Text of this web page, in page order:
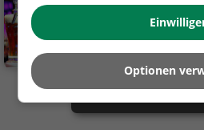
Bar in Worb
Worb,
Mehr Gaststätten
Optionen